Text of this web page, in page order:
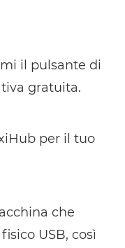
il pulsante di
gratuita.
per il tuo
che
USB, così